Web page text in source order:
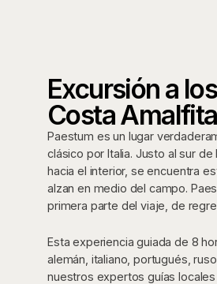
Excursión a
Costa
Paestum es un lugar
clásico por Italia. Justo al sur
hacia el interior, se encuentra
alzan en medio del campo.
primera parte del viaje, de
Esta experiencia guiada de 8
alemán, italiano, portugués,
nuestros expertos guías